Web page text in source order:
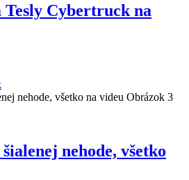
Tesly Cybertruck na
nehode, všetko